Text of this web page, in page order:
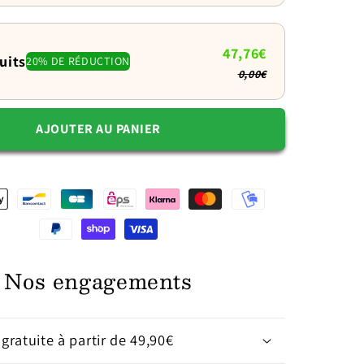
et
lenteur
repas
20% DE RÉDUCTION 47,76€
0,00€
AJOUTER AU PANIER
Nos engagements
à partir de 49,90€